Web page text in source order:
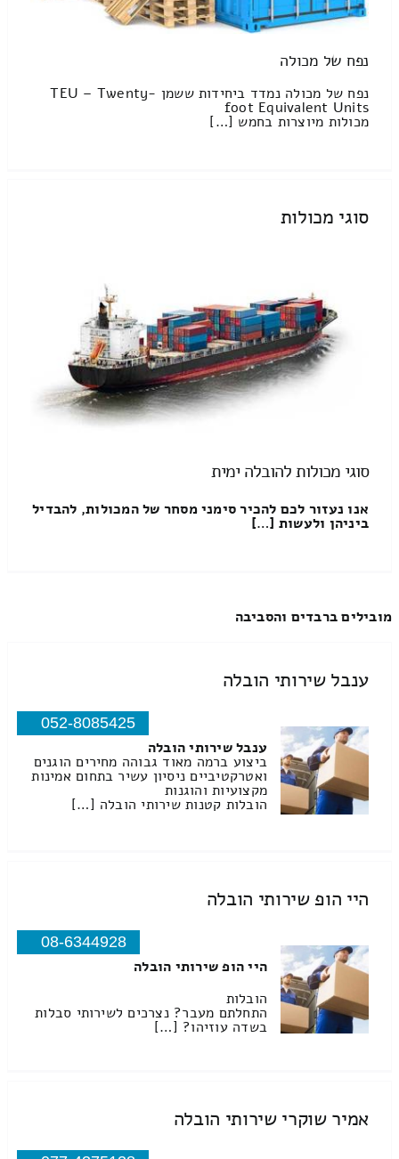
נפח של מכולה
נפח של מכולה נמדד ביחידות ששמן TEU – Twenty-
foot Equivalent Units
מכולות מיוצרות בחמש […]
סוגי מכולות
סוגי מכולות להובלה ימית
אנו נעזור לכם להכיר סימני מסחר של המכולות, להבדיל
ביניהן ולעשות […]
מובילים ברבדים והסביבה
ענבל שירותי הובלה
052-8085425
ענבל שירותי הובלה
ביצוע ברמה מאוד גבוהה מחירים הוגנים
ואטרקטיביים ניסיון עשיר בתחום אמינות
מקצועיות והוגנות
הובלות קטנות שירותי הובלה […]
היי הופ שירותי הובלה
08-6344928
היי הופ שירותי הובלה
הובלות
התחלתם מעבר? נצרכים לשירותי סבלות
בשדה עוזיהו? […]
אמיר שוקרי שירותי הובלה